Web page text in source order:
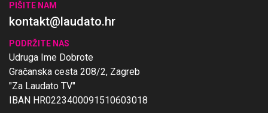
PIŠITE NAM
kontakt@laudato.hr
PODRŽITE NAS
Udruga Ime Dobrote
Gračanska cesta 208/2, Zagreb
"Za Laudato TV"
IBAN HR0223400091510603018